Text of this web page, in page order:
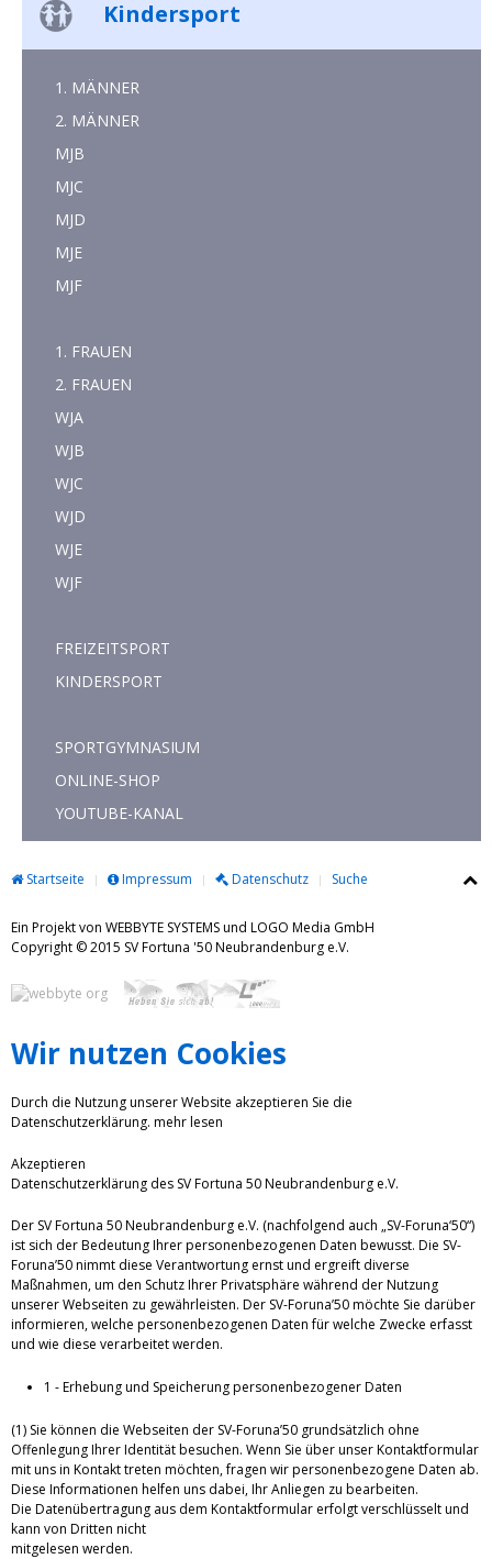
Kindersport
1. MÄNNER
2. MÄNNER
MJB
MJC
MJD
MJE
MJF
1. FRAUEN
2. FRAUEN
WJA
WJB
WJC
WJD
WJE
WJF
FREIZEITSPORT
KINDERSPORT
SPORTGYMNASIUM
ONLINE-SHOP
YOUTUBE-KANAL
Startseite Impressum Datenschutz Suche
Ein Projekt von WEBBYTE SYSTEMS und LOGO Media GmbH
Copyright © 2015 SV Fortuna '50 Neubrandenburg e.V.
Wir nutzen Cookies
Durch die Nutzung unserer Website akzeptieren Sie die
Datenschutzerklärung. mehr lesen
Akzeptieren
Datenschutzerklärung des SV Fortuna 50 Neubrandenburg e.V.
Der SV Fortuna 50 Neubrandenburg e.V. (nachfolgend auch „SV-Foruna‘50“)
ist sich der Bedeutung Ihrer personenbezogenen Daten bewusst. Die SV-
Foruna’50 nimmt diese Verantwortung ernst und ergreift diverse
Maßnahmen, um den Schutz Ihrer Privatsphäre während der Nutzung
unserer Webseiten zu gewährleisten. Der SV-Foruna’50 möchte Sie darüber
informieren, welche personenbezogenen Daten für welche Zwecke erfasst
und wie diese verarbeitet werden.
1 - Erhebung und Speicherung personenbezogener Daten
(1) Sie können die Webseiten der SV-Foruna’50 grundsätzlich ohne
Offenlegung Ihrer Identität besuchen. Wenn Sie über unser Kontaktformular
mit uns in Kontakt treten möchten, fragen wir personenbezogene Daten ab.
Diese Informationen helfen uns dabei, Ihr Anliegen zu bearbeiten.
Die Datenübertragung aus dem Kontaktformular erfolgt verschlüsselt und
kann von Dritten nicht
mitgelesen werden.